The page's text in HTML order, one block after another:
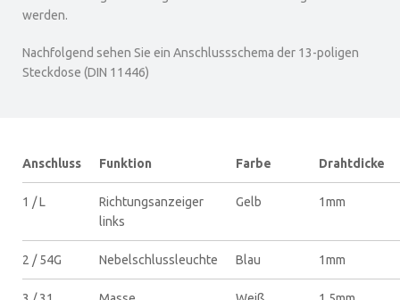
werden.
Nachfolgend sehen Sie ein Anschlussschema der 13-poligen
Steckdose (DIN 11446)
Anschluss Funktion Farbe Drahtdicke
1 / L
Richtungsanzeiger
links
Gelb 1mm
2 / 54G Nebelschlussleuchte Blau 1mm